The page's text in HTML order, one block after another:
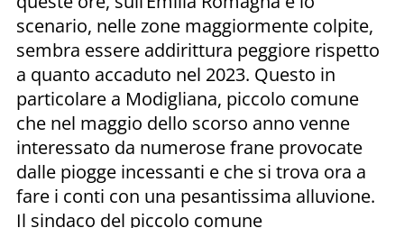
scenario, nelle zone maggiormente colpite,
sembra essere addirittura peggiore rispetto
a quanto accaduto nel 2023. Questo in
particolare a Modigliana, piccolo comune
che nel maggio dello scorso anno venne
interessato da numerose frane provocate
dalle piogge incessanti e che si trova ora a
fare i conti con una pesantissima alluvione.
Il sindaco del piccolo comune